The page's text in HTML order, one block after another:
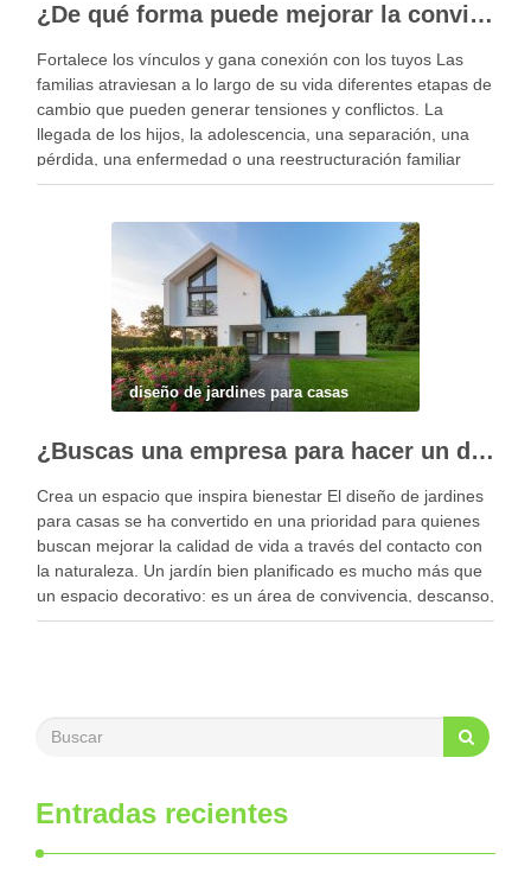
¿De qué forma puede mejorar la convivencia la terapia familiar?
Fortalece los vínculos y gana conexión con los tuyos Las
familias atraviesan a lo largo de su vida diferentes etapas de
cambio que pueden generar tensiones y conflictos. La
llegada de los hijos, la adolescencia, una separación, una
pérdida, una enfermedad o una reestructuración familiar
pueden alterar el equilibrio del …
diseño de jardines para casas
¿Buscas una empresa para hacer un diseño profesional de jardines en tu casa?
Crea un espacio que inspira bienestar El diseño de jardines
para casas se ha convertido en una prioridad para quienes
buscan mejorar la calidad de vida a través del contacto con
la naturaleza. Un jardín bien planificado es mucho más que
un espacio decorativo: es un área de convivencia, descanso,
…
Entradas recientes